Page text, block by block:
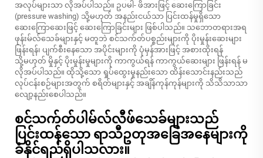
အလုပ်များသာ လိုအပ်ပါသည်။ ဥပမါ- ဖိအားဖြင့် ဆေးကြောခြင်း
(pressure washing) သို့မဟုတ် အနည်းငယ်သာ ပြင်းထန်မှုရှိသော
ဆေးကြောဆေးဖြင့် ဆေးကြောခြင်းများ ဖြစ်ပါသည်။ သဘောတရားအရ
ဖုန်းမ်လ်သေခ်များနှင့် မတူဘဲ စင်သက်တ်ပစ္စည်းများကို ပိုးမှုန်းဆေးများ
ဖြန်းရန်၊ ပျက်စီးနေသော အပိုင်းများကို ပုံမှန်အားဖြင့် အစားထိုးရန်
သို့မဟုတ် မှိုနှင့် ပိုးမှုန်းမှုများကို ကာကွယ်ရန် ကာကွယ်ဆေးများ ဖြန်းရန် မ
လိုအပ်ပါသည်။ ထိုသို့သော ရှုပ်ထွေးမှုနည်းသော ထိန်းသောင်းနည်းသည်
လုပ်ငန်းစဉ်များအတွက် စရိတ်များနှင့် အချိန်ကုန်ကုန်များကို သိသိသာသာ
လျော့နည်းစေပါသည်။
စင်သက်တ်ပါမ်လ်လီဖ်သေခ်များသည်
ပြင်းထန်သော ရာသီဥတုအခြေအနေများကို
ခံနိုင်ရည်ရှိပါသလား။